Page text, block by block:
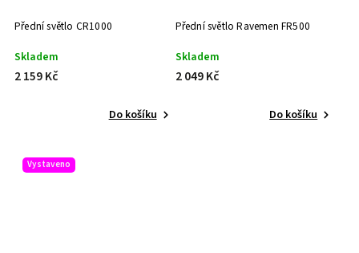
Přední světlo CR1000
Skladem
2 159 Kč
Do košíku
Přední světlo Ravemen FR500
Skladem
2 049 Kč
Do košíku
Vystaveno